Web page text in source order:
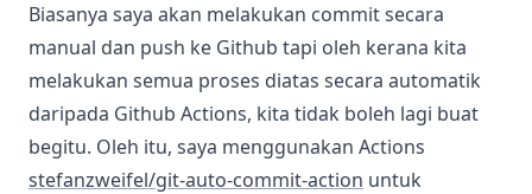
Biasanya saya akan melakukan commit secara
manual dan push ke Github tapi oleh kerana kita
melakukan semua proses diatas secara automatik
daripada Github Actions, kita tidak boleh lagi buat
begitu. Oleh itu, saya menggunakan Actions
stefanzweifel/git-auto-commit-action untuk